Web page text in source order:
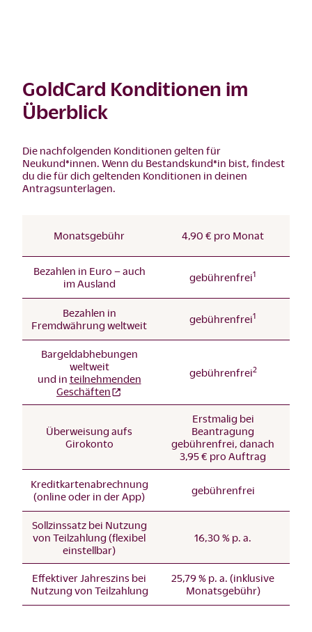
GoldCard Konditionen im
Überblick
Die nachfolgenden Konditionen gelten für
Neukund*innen. Wenn du Bestandskund*in bist, findest
du die für dich geltenden Konditionen in deinen
Antragsunterlagen.
Monatsgebühr 4,90 € pro Monat
Bezahlen in Euro – auch
im Ausland
gebührenfrei1
Bezahlen in
Fremdwährung weltweit
gebührenfrei1
Bargeldabhebungen
weltweit
und in teilnehmenden
Geschäften
gebührenfrei2
Überweisung aufs
Girokonto
Erstmalig bei
Beantragung
gebührenfrei, danach
3,95 € pro Auftrag
Kreditkartenabrechnung
(online oder in der App)
gebührenfrei
Sollzinssatz bei Nutzung
von Teilzahlung (flexibel
einstellbar)
16,30 % p. a.
Effektiver Jahreszins bei
Nutzung von Teilzahlung
25,79 % p. a. (inklusive
Monatsgebühr)